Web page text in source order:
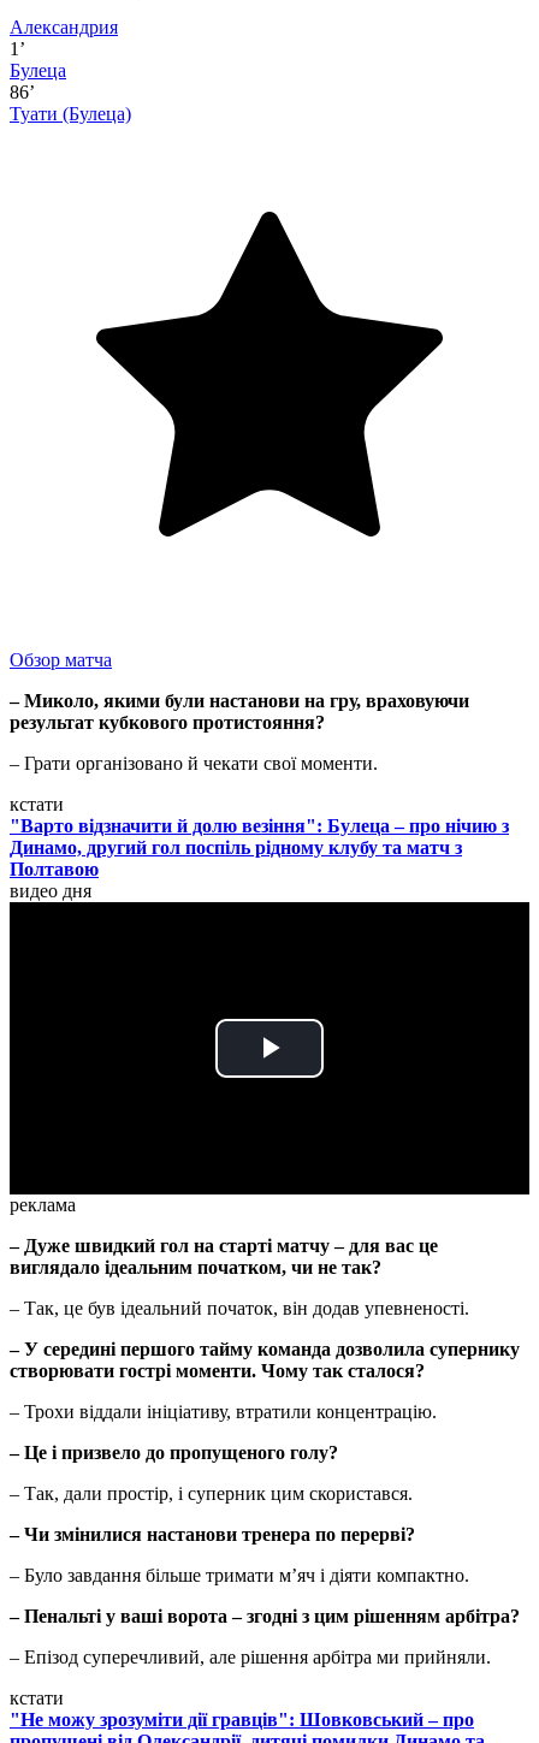
Александрия
1’
Булеца
86’
Туати (Булеца)
Обзор матча
– Миколо, якими були настанови на гру, враховуючи
результат кубкового протистояння?
– Грати організовано й чекати свої моменти.
кстати
"Варто відзначити й долю везіння": Булеца – про нічию з
Динамо, другий гол поспіль рідному клубу та матч з
Полтавою
видео дня
Play
реклама
– Дуже швидкий гол на старті матчу – для вас це
виглядало ідеальним початком, чи не так?
– Так, це був ідеальний початок, він додав упевненості.
– У середині першого тайму команда дозволила супернику
створювати гострі моменти. Чому так сталося?
– Трохи віддали ініціативу, втратили концентрацію.
– Це і призвело до пропущеного голу?
– Так, дали простір, і суперник цим скористався.
– Чи змінилися настанови тренера по перерві?
– Було завдання більше тримати м’яч і діяти компактно.
– Пенальті у ваші ворота – згодні з цим рішенням арбітра?
– Епізод суперечливий, але рішення арбітра ми прийняли.
кстати
"Не можу зрозуміти дії гравців": Шовковський – про